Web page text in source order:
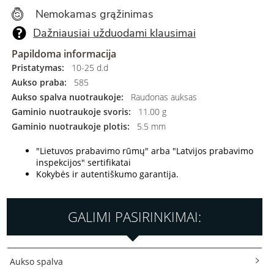
Nemokamas grąžinimas
Dažniausiai užduodami klausimai
Papildoma informacija
Pristatymas:
10-25 d.d
Aukso praba:
585
Aukso spalva nuotraukoje:
Raudonas auksas
Gaminio nuotraukoje svoris:
11.00 g
Gaminio nuotraukoje plotis:
5.5 mm
"Lietuvos prabavimo rūmų" arba "Latvijos prabavimo
inspekcijos" sertifikatai
Kokybės ir autentiškumo garantija.
GALIMI PASIRINKIMAI:
Aukso spalva